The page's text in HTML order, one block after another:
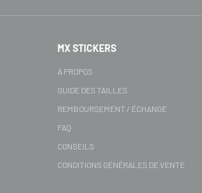
MX STICKERS
À PROPOS
GUIDE DES TAILLES
REMBOURSEMENT / ÉCHANGE
FAQ
CONSEILS
CONDITIONS GÉNÉRALES DE VENTE